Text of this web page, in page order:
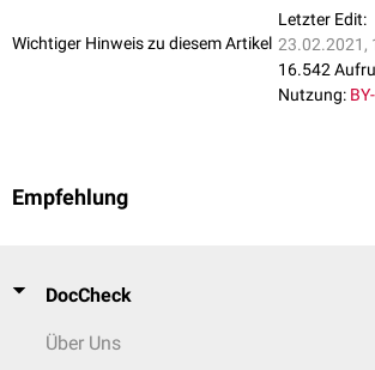
medizinischen Literatur nicht einheitlich eingesetzt
"Aspirationszytologie" und "Punktionszytologie"
synonym verwendet - je nachdem ob man die
anschließende Aspiration als namensgebend
Wichtiger Hinweis zu diesem Artikel
Letzter Edit:
23.02.2021,
16.542
Nutzung:
Empfehlung
DocCheck
Über Uns